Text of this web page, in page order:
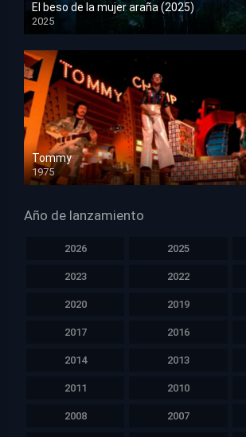
El beso de la mujer araña (2025)
2025
HD 1080p
Tommy
1975
HD 1080p
Año de lanzamiento
2026 2025
2023 2022
2020 2019
2017 2016
2014 2013
2011 2010
2008 2007